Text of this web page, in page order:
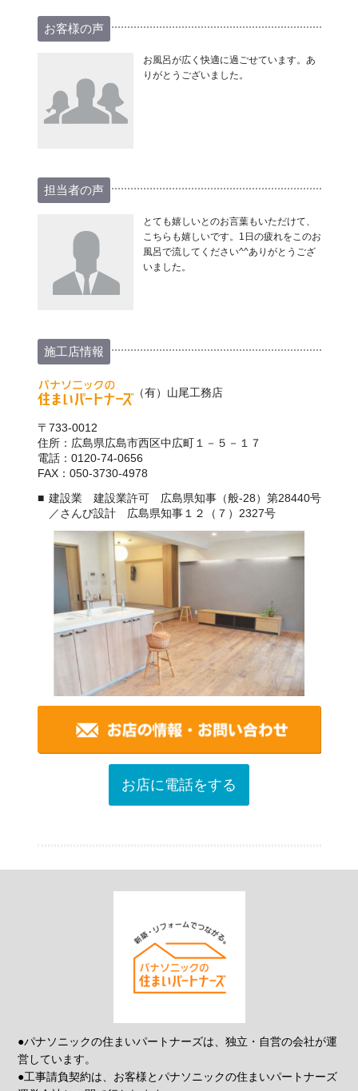
お客様の声
お風呂が広く快適に過ごせています。あ
りがとうございました。
担当者の声
とても嬉しいとのお言葉もいただけて、
こちらも嬉しいです。1日の疲れをこのお
風呂で流してください^^ありがとうござ
いました。
施工店情報
（有）山尾工務店
〒733-0012
住所：広島県広島市西区中広町１－５－１７
電話：0120-74-0656
FAX：050-3730-4978
建設業 建設業許可 広島県知事（般-28）第28440号
／さんび設計 広島県知事１２（７）2327号
お店に電話をする
●パナソニックの住まいパートナーズは、独立・自営の会社が運
営しています。
●工事請負契約は、お客様とパナソニックの住まいパートナーズ